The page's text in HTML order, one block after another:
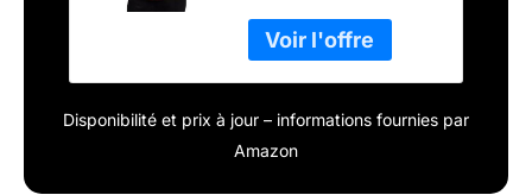
partenaires de l’équipe
Scuderia Ferrari 2025
Détail de la bande
Monza GP Marque
Disponibilité et prix à jour – informations fournies par
Amazon